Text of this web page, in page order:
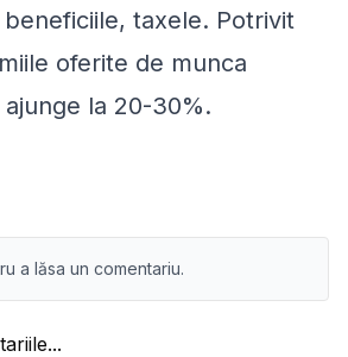
taxele. Potrivit
oferite de munca
la 20-30%.
a lăsa un comentariu.